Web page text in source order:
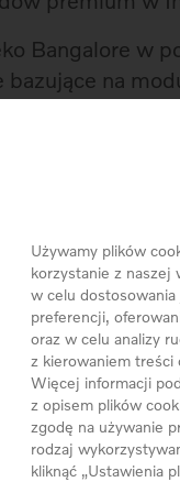
Używamy plików
korzystanie z
w celu
preferencji,
oraz w celu analizy
z kierowaniem treści
Więcej informacji
z opisem plików
zgodę na używanie
rodzaj
kliknąć „Ustawienia
Bangalore w
na
maszyn
Volvo
mogli
to ważny
aut